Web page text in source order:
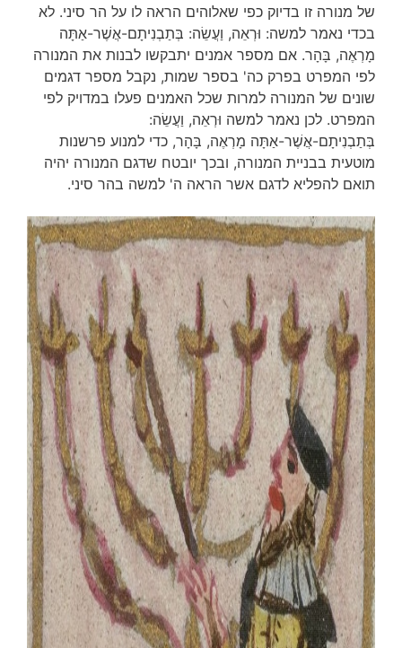
של מנורה זו בדיוק כפי שאלוהים הראה לו על הר סיני. לא
בכדי נאמר למשה: וּרְאֵה, וַעֲשֵׂה: בְּתַבְנִיתָם-אֲשֶׁר-אַתָּה
מָרְאֶה, בָּהָר. אם מספר אמנים יתבקשו לבנות את המנורה
לפי המפרט בפרק כה' בספר שמות, נקבל מספר דגמים
שונים של המנורה למרות שכל האמנים פעלו במדויק לפי
המפרט. לכן נאמר למשה וּרְאֵה, וַעֲשֵׂה:
בְּתַבְנִיתָם-אֲשֶׁר-אַתָּה מָרְאֶה, בָּהָר, כדי למנוע פרשנות
מוטעית בבניית המנורה, ובכך יובטח שדגם המנורה יהיה
תואם להפליא לדגם אשר הראה ה' למשה בהר סיני.